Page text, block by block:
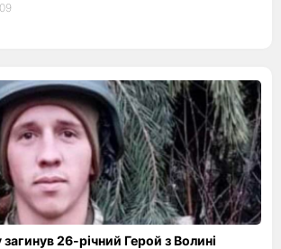
26-річний Герой з Волині